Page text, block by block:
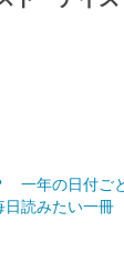
一年の日付ご
日読みたい一冊